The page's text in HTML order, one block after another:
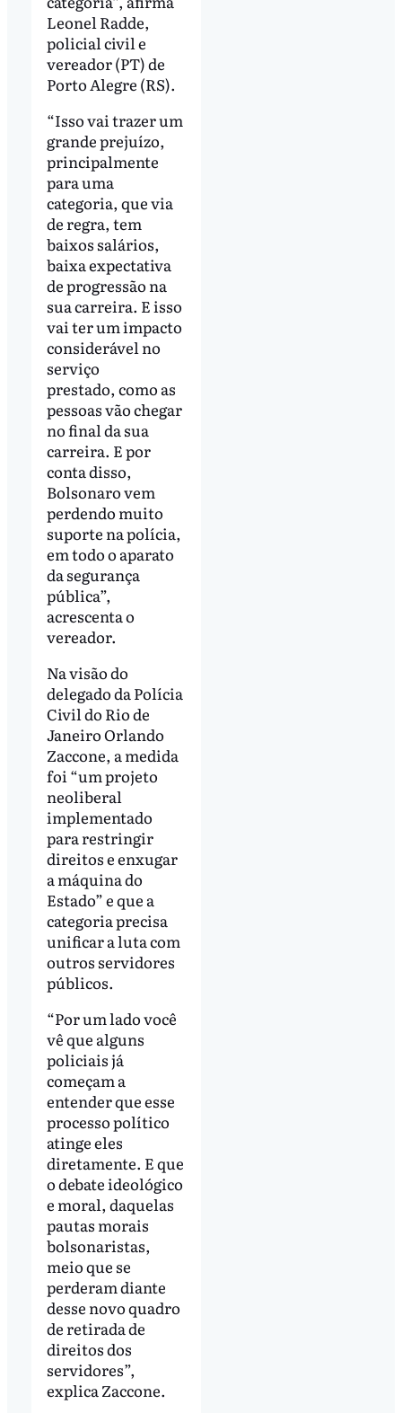
Leonel Radde,
policial civil e
vereador (PT) de
Porto Alegre (RS).
“Isso vai trazer um
grande prejuízo,
principalmente
para uma
categoria, que via
de regra, tem
baixos salários,
baixa expectativa
de progressão na
sua carreira. E isso
vai ter um impacto
considerável no
serviço
prestado, como as
pessoas vão chegar
no final da sua
carreira. E por
conta disso,
Bolsonaro vem
perdendo muito
suporte na polícia,
em todo o aparato
da segurança
pública”,
acrescenta o
vereador.
Na visão do
delegado da Polícia
Civil do Rio de
Janeiro Orlando
Zaccone, a medida
foi “um projeto
neoliberal
implementado
para restringir
direitos e enxugar
a máquina do
Estado” e que a
categoria precisa
unificar a luta com
outros servidores
públicos.
“Por um lado você
vê que alguns
policiais já
começam a
entender que esse
processo político
atinge eles
diretamente. E que
o debate ideológico
e moral, daquelas
pautas morais
bolsonaristas,
meio que se
perderam diante
desse novo quadro
de retirada de
direitos dos
servidores”,
explica Zaccone.